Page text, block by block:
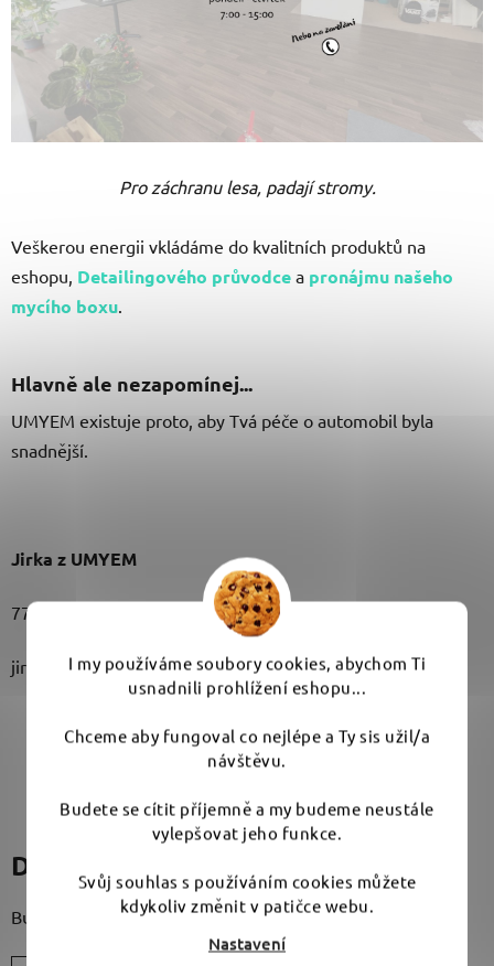
I my používáme soubory cookies, abychom Ti
usnadnili prohlížení eshopu...
Chceme aby fungoval co nejlépe a Ty sis užil/a
návštěvu.
Budete se cítit příjemně a my budeme neustále
vylepšovat jeho funkce.
Svůj souhlas s používáním cookies můžete
kdykoliv změnit v patičce webu.
Nastavení
Pro záchranu lesa, padají stromy.
Veškerou energii vkládáme do kvalitních produktů na
eshopu, Detailingového průvodce a pronájmu našeho
mycího boxu
Hlavně ale nezapomínej...
UMYEM existuje proto, aby Tvá péče o automobil byla
snadnější.
Jirka z UMYEM
776 170 777
jirka@umyem.com
Diskuze (0)
Buďte první, kdo napíše příspěvek k této položce.